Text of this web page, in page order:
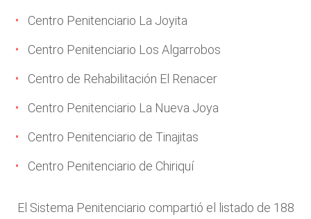
Centro Penitenciario La Joyita
Centro Penitenciario Los Algarrobos
Centro de Rehabilitación El Renacer
Centro Penitenciario La Nueva Joya
Centro Penitenciario de Tinajitas
Centro Penitenciario de Chiriquí
El Sistema Penitenciario compartió el listado de 188